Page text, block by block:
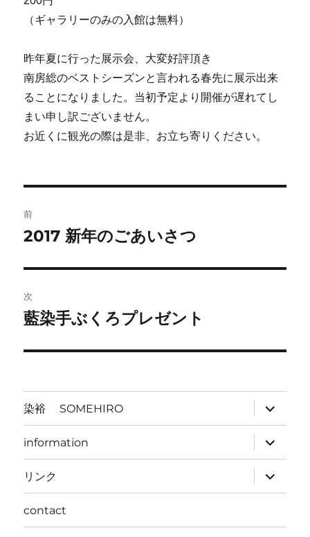
（ギャラリーのみの入館は無料）
昨年夏に行った展示会、大変好評頂き
南房総のベストシーズンと言われる春先に展示出来
ることになりました。当初予定より開催が遅れてし
まい申し訳ございません。
お近くに観光の際は是非、お立ち寄りください。
稿
ビ
ゲ
ー
ョ
ン
前
前
投
稿:
2017 新年のごあいさつ
次
次
投
藍染手ぶくろプレゼント
染裕 SOMEHIRO
ブ
メ
ニ
ュ
ー
を
展
開
information
ブ
メ
ニ
ュ
ー
開
リンク
ブ
メ
ー
contact